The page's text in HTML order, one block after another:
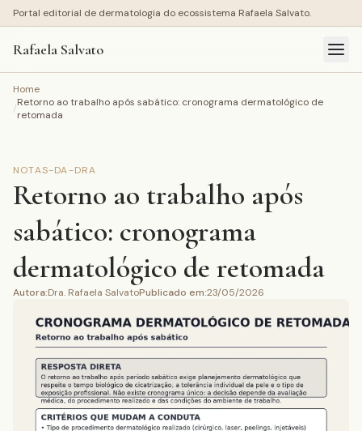
Portal editorial de dermatologia do ecossistema Rafaela Salvato.
Rafaela Salvato
Home
/Retorno ao trabalho após sabático: cronograma dermatológico de
retomada
NOTAS-DA-DRA
Retorno ao trabalho após
sabático: cronograma
dermatológico de retomada
Autora:Dra. Rafaela SalvatoPublicado em:23/05/2026